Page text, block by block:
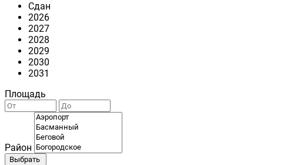
Сдан
2026
2027
2028
2029
2030
2031
Площадь
Район
Выбрать